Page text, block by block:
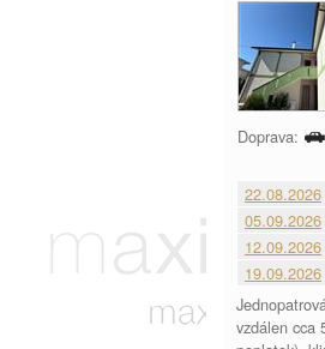
Doprava:
22.08.2026
05.09.2026
12.09.2026
19.09.2026
vzdálen cca